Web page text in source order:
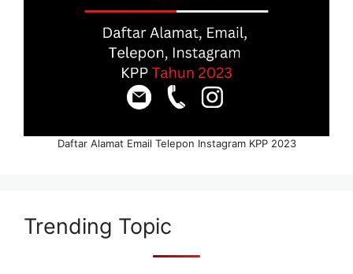
Daftar Alamat Email Telepon Instagram KPP 2023
Trending Topic